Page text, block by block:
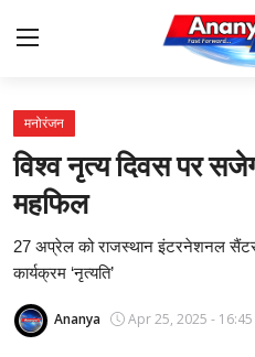
Home
Contact
About Us
देश
मनोरंजन
विश्व नृत्य दिवस पर
महफिल
27 अप्रेल को राजस्थान इंटरनेशनल सैंटर
कार्यक्रम ‘नृत्यति’
Ananya Apr 25, 2025 - 16:45